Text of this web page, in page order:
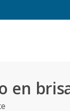
en